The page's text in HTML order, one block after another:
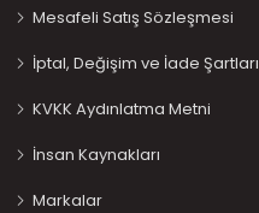
Mesafeli Satış Sözleşmesi
İptal, Değişim ve İade Şartları
KVKK Aydınlatma Metni
İnsan Kaynakları
Markalar